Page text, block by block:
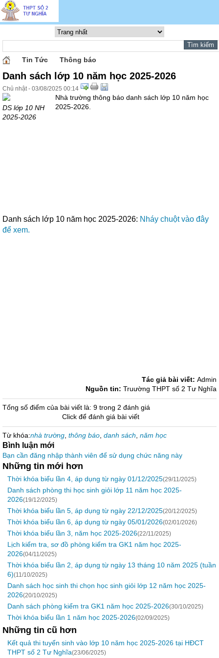
Tin Tức Thông báo
Danh sách lớp 10 năm học 2025-2026
Chủ nhật - 03/08/2025 00:14
DS lớp 10 NH
2025-2026
Nhà trường thông báo danh sách lớp 10 năm học
2025-2026.
Danh sách lớp 10 năm học 2025-2026: Nháy chuột vào đây
để xem.
Tác giả bài viết: Admin
Nguồn tin: Truường THPT số 2 Tư Nghĩa
Tổng số điểm của bài viết là: 9 trong 2 đánh giá
Click để đánh giá bài viết
Từ khóa:nhà trường thông báo danh sách năm học
Bình luận mới
Bạn cần đăng nhập thành viên để sử dụng chức năng này
Những tin mới hơn
Thời khóa biểu lần 4, áp dụng từ ngày 01/12/2025(29/11/2025)
Danh sách phòng thi học sinh giỏi lớp 11 năm học 2025-
2026(19/12/2025)
Thời khóa biểu lần 5, áp dụng từ ngày 22/12/2025(20/12/2025)
Thời khóa biểu lần 6, áp dụng từ ngày 05/01/2026(02/01/2026)
Thời khóa biểu lần 3, năm học 2025-2026(22/11/2025)
Lịch kiểm tra, sơ đồ phòng kiểm tra GK1 năm học 2025-
2026(04/11/2025)
Thời khóa biểu lần 2, áp dụng từ ngày 13 tháng 10 năm 2025 (tuần
6)(11/10/2025)
Danh sách học sinh thi chọn học sinh giỏi lớp 12 năm học 2025-
2026(20/10/2025)
Danh sách phòng kiểm tra GK1 năm học 2025-2026(30/10/2025)
Thời khóa biểu lần 1 năm học 2025-2026(02/09/2025)
Những tin cũ hơn
Kết quả thi tuyển sinh vào lớp 10 năm học 2025-2026 tại HĐCT
THPT số 2 Tư Nghĩa(23/06/2025)